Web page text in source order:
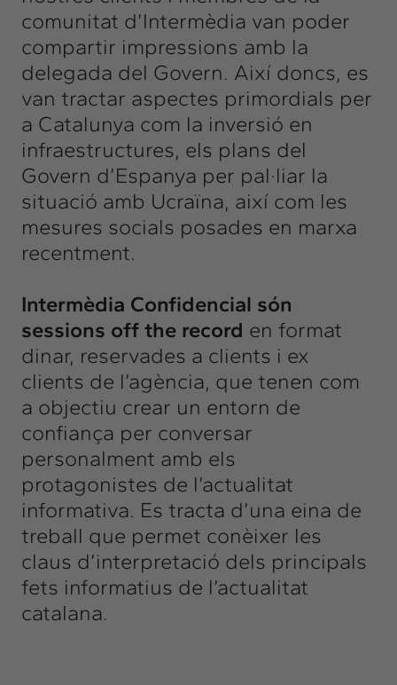
comunitat d’Intermèdia van poder
compartir impressions amb la
delegada del Govern. Així doncs, es
van tractar aspectes primordials per
a Catalunya com la inversió en
infraestructures, els plans del
Govern d’Espanya per pal·liar la
situació amb Ucraïna, així com les
mesures socials posades en marxa
recentment.
Intermèdia Confidencial són
sessions off the record en format
dinar, reservades a clients i ex
clients de l’agència, que tenen com
a objectiu crear un entorn de
confiança per conversar
personalment amb els
protagonistes de l’actualitat
informativa. Es tracta d’una eina de
treball que permet conèixer les
claus d’interpretació dels principals
fets informatius de l’actualitat
catalana.